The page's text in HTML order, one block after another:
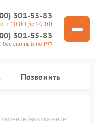
301-55-83
с 10:00 до 20:00
301-55-83
бесплатный по РФ
Позвонить
выключение